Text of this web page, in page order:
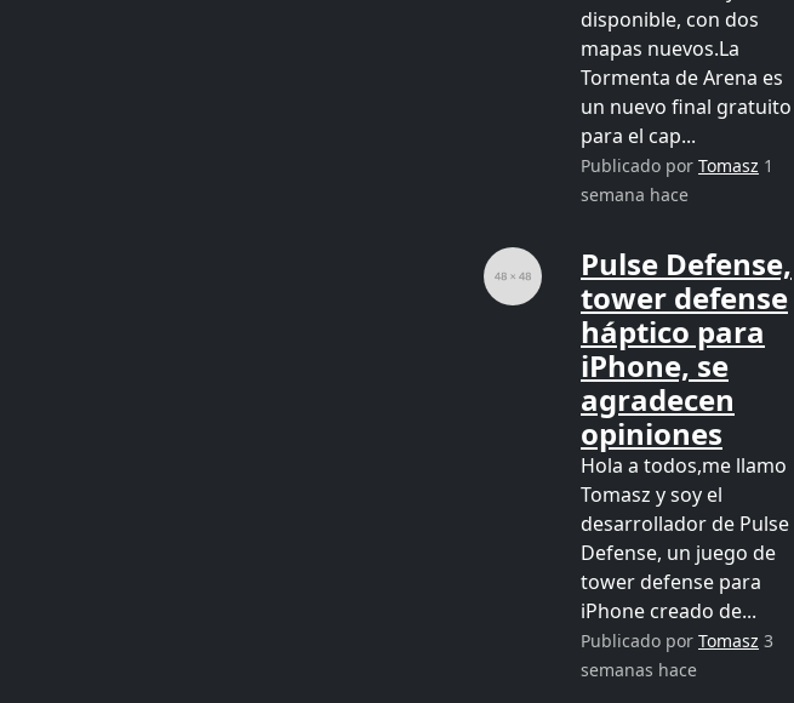
disponible, con dos
mapas nuevos.La
Tormenta de Arena es
un nuevo final gratuito
para el cap...
Publicado por Tomasz 1
semana hace
Pulse Defense,
tower defense
háptico para
iPhone, se
agradecen
opiniones
Hola a todos,me llamo
Tomasz y soy el
desarrollador de Pulse
Defense, un juego de
tower defense para
iPhone creado de...
Publicado por Tomasz 3
semanas hace